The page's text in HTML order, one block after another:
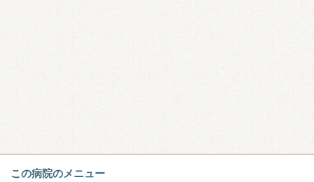
この病院のメニュー